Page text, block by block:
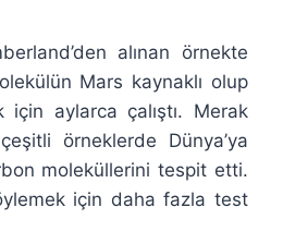
alınan örnekte
Mars kaynaklı olup
için aylarca çalıştı. Merak
örneklerde Dünya’ya
moleküllerini tespit etti.
için daha fazla test